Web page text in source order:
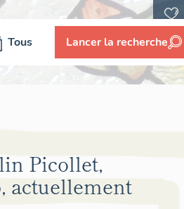
Tous Lancer la recherche
Picollet,
actuellement